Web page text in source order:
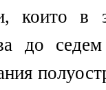
които в
до